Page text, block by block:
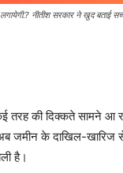
नीतीश सरकार ने खुद बताई
तरह की दिक्कते सामने आ
जमीन के दाखिल-
है।